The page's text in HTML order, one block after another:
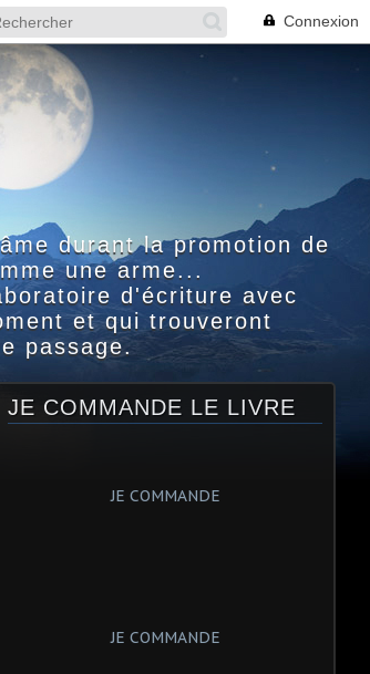
Connexion
durant la promotion de
une arme...
d'écriture avec
et qui trouveront
passage.
JE COMMANDE LE LIVRE
JE COMMANDE
JE COMMANDE